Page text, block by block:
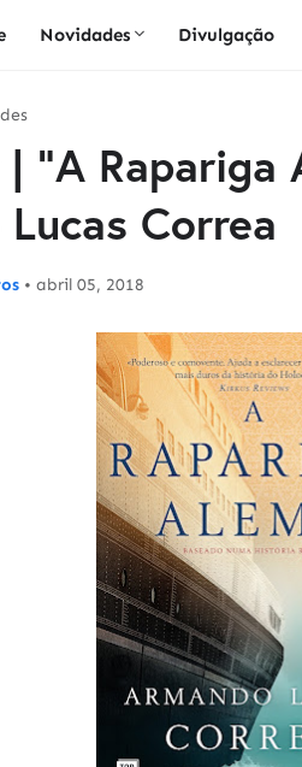
Novidades Divulgação
"A Rapariga
Correa
• abril 05, 2018